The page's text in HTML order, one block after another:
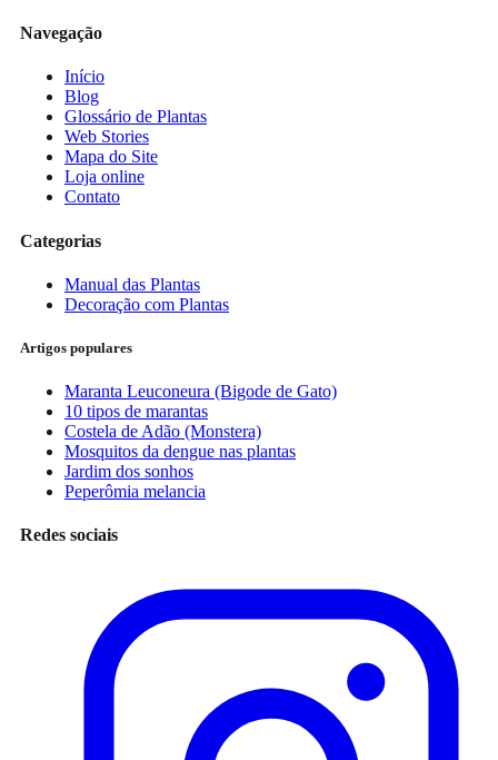
Navegação
Início
Blog
Glossário de Plantas
Web Stories
Mapa do Site
Loja online
Contato
Categorias
Manual das Plantas
Decoração com Plantas
Artigos populares
Maranta Leuconeura (Bigode de Gato)
10 tipos de marantas
Costela de Adão (Monstera)
Mosquitos da dengue nas plantas
Jardim dos sonhos
Peperômia melancia
Redes sociais